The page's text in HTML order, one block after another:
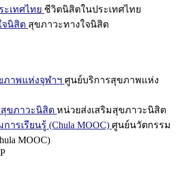
เทศไทย ชีวิตนิสิตในประเทศไทย
จนิสิต สุขภาวะทางใจนิสิต
ภาพแห่งจุฬาฯ ศูนย์บริการสุขภาพแห่ง
ขภาวะนิสิต หน่วยส่งเสริมสุขภาวะนิสิต
ารเรียนรู้ (Chula MOOC) ศูนย์นวัตกรรม
MOOC)